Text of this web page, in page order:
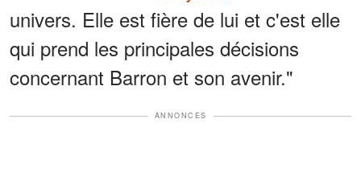
univers. Elle est fière de lui et c'est elle
qui prend les principales décisions
concernant Barron et son avenir."
ANNONCES